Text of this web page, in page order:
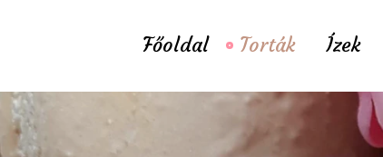
Főoldal Torták Ízek